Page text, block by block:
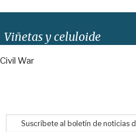
Viñetas y celuloide
Civil War
Suscríbete al boletín de noticias